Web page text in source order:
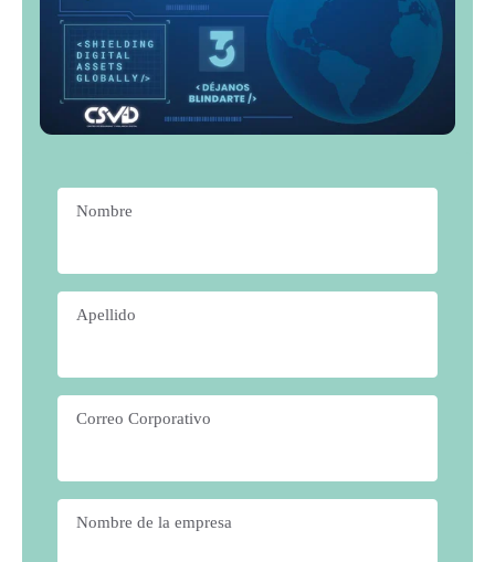
Nombre
Apellido
Correo Corporativo
Nombre de la empresa